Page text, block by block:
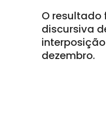
O resultado
discursiva
dezembro.